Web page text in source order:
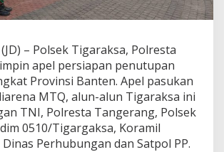
(JD) – Polsek Tigaraksa, Polresta
apel persiapan penutupan
Provinsi Banten. Apel pasukan
MTQ, alun-alun Tigaraksa ini
TNI, Polresta Tangerang, Polsek
0510/Tigargaksa, Koramil
Perhubungan dan Satpol PP.